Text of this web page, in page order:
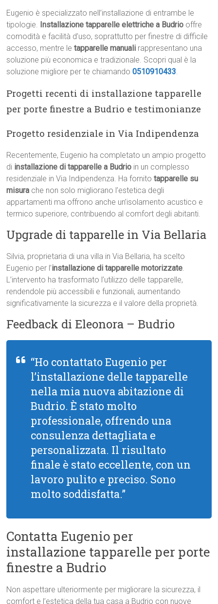
Eugenio è specializzato nell’installazione di entrambe le
tipologie. Installazione tapparelle elettriche a Budrio offre
comodità e facilità d’uso, soprattutto per finestre di difficile
accesso, mentre letapparelle manuali rappresentano una
soluzione più economica e tradizionale. Scopri qual è la
soluzione migliore per te chiamando0510910433.
Progetti recenti di installazione tapparelle
per porte finestre a Budrio e testimonianze
Progetto residenziale in Via Indipendenza
Recentemente, Eugenio ha completato un ampio progetto
di installazione di tapparelle a Budrio in un complesso
residenziale in Via Indipendenza. Ha fornitotapparelle su
misura che non solo migliorano l’estetica degli
appartamenti ma offrono anche un’isolamento acustico e
termico superiore, contribuendo al comfort degli abitanti.
Upgrade di tapparelle in Via Bellaria
Silvia, proprietaria di una villa in Via Bellaria, ha scelto
Eugenio per l’installazione di tapparelle motorizzate.
L’intervento ha trasformato l’utilizzo delle tapparelle,
rendendole più accessibili e funzionali, aumentando
significativamente la sicurezza e il valore della proprietà.
Feedback di Eleonora – Budrio
“Ho contattato Eugenio per
l’installazione delle tapparelle
nella mia nuova abitazione di
Budrio. È stato molto
professionale, offrendo una
consulenza dettagliata e
personalizzata. Il risultato
finale è stato eccellente, con un
lavoro pulito e preciso. Sono
molto soddisfatta.”
Contatta Eugenio per
installazione tapparelle per porte
finestre a Budrio
Non aspettare ulteriormente per migliorare la sicurezza, il
comfort e l’estetica della tua casa a Budrio con nuove